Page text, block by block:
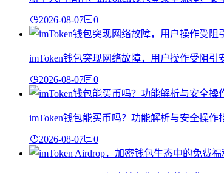
2026-08-07 0
imToken钱包突现网络故障，用户操作受阻引
2026-08-07 0
imToken钱包能买币吗？功能解析与安全操作
2026-08-07 0